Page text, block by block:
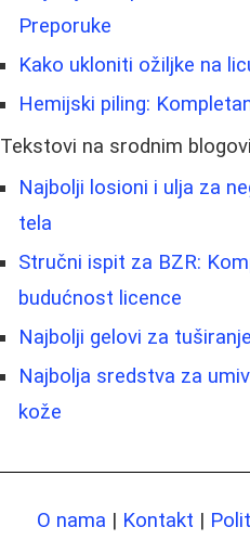
Preporuke
Kako ukloniti ožiljke na
Hemijski piling:
Tekstovi na srodnim
Najbolji losioni i ulja za
tela
Stručni ispit za BZR:
budućnost licence
Najbolji gelovi za
Najbolja sredstva za
kože
O nama | Kontakt |